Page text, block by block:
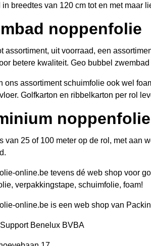
in breedtes van 120 cm tot en met maar
noppenfolie
assortiment, uit voorraad, een
betere kwaliteit. Geo bubbel
ons assortiment schuimfolie ook wel
Golfkarton en ribbelkarton per rol
noppenfolie
van 25 of 100 meter op de rol, met aan
online.be tevens dé web shop voor
verpakkingstape, schuimfolie, foam!
online.be is een web shop van
Benelux BVBA